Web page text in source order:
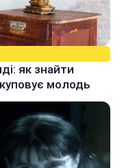
як знайти
молодь